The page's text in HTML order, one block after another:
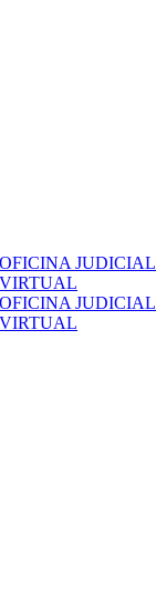
OFICINA JUDICIAL
VIRTUAL
OFICINA JUDICIAL
VIRTUAL